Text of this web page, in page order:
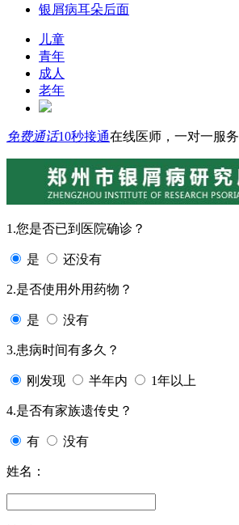
银屑病耳朵后面
儿童
青年
成人
老年
免费通话10秒接通在线医师，一对一服务
1.您是否已到医院确诊？
是 还没有
2.是否使用外用药物？
是 没有
3.患病时间有多久？
刚发现 半年内 1年以上
4.是否有家族遗传史？
有 没有
姓名：